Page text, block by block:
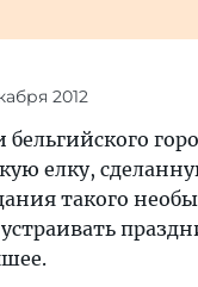
2012
елку,
такого